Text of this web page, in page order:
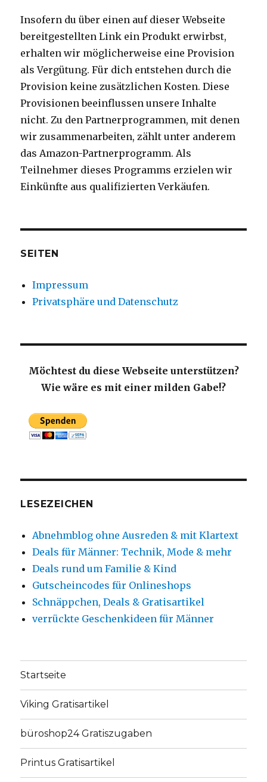
Insofern du über einen auf dieser Webseite
bereitgestellten Link ein Produkt erwirbst,
erhalten wir möglicherweise eine Provision
als Vergütung. Für dich entstehen durch die
Provision keine zusätzlichen Kosten. Diese
Provisionen beeinflussen unsere Inhalte
nicht. Zu den Partnerprogrammen, mit denen
wir zusammenarbeiten, zählt unter anderem
das Amazon-Partnerprogramm. Als
Teilnehmer dieses Programms erzielen wir
Einkünfte aus qualifizierten Verkäufen.
SEITEN
Impressum
Privatsphäre und Datenschutz
Möchtest du diese Webseite unterstützen?
Wie wäre es mit einer milden Gabe!?
LESEZEICHEN
Abnehmblog ohne Ausreden & mit Klartext
Deals für Männer: Technik, Mode & mehr
Deals rund um Familie & Kind
Gutscheincodes für Onlineshops
Schnäppchen, Deals & Gratisartikel
verrückte Geschenkideen für Männer
Startseite
Viking Gratisartikel
büroshop24 Gratiszugaben
Printus Gratisartikel